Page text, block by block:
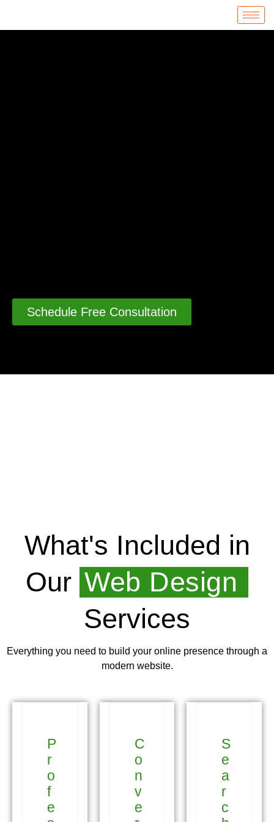
Schedule Free Consultation
What's Included in
Our Web Design
Services
Everything you need to build your online presence through a
modern website.
P
r
o
f
e
C
o
n
v
e
S
e
a
r
c